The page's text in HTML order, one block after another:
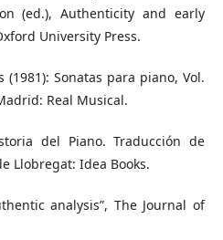
(ed.), Authenticity and early
University Press.
Sonatas para piano, Vol.
Real Musical.
del Piano. Traducción de
Llobregat: Idea Books.
analysis”, The Journal of